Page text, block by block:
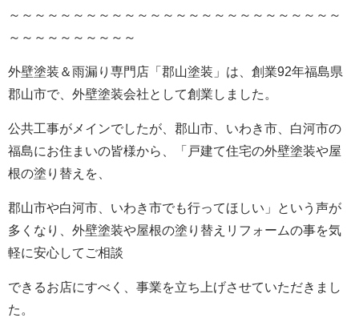
～～～～～～～～～～～～～～～～～～～～～～～～～～
～～～～～～～～～～
外壁塗装＆雨漏り専門店「郡山塗装」は、創業92年福島県
郡山市で、外壁塗装会社として創業しました。
公共工事がメインでしたが、郡山市、いわき市、白河市の
福島にお住まいの皆様から、「戸建て住宅の外壁塗装や屋
根の塗り替えを、
郡山市や白河市、いわき市でも行ってほしい」という声が
多くなり、外壁塗装や屋根の塗り替えリフォームの事を気
軽に安心してご相談
できるお店にすべく、事業を立ち上げさせていただきまし
た。